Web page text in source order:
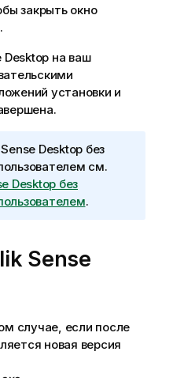
закрыть окно
.
Desktop на ваш
установки и
Desktop без
см.
Desktop без
.
Sense
случае, если после
новая версия